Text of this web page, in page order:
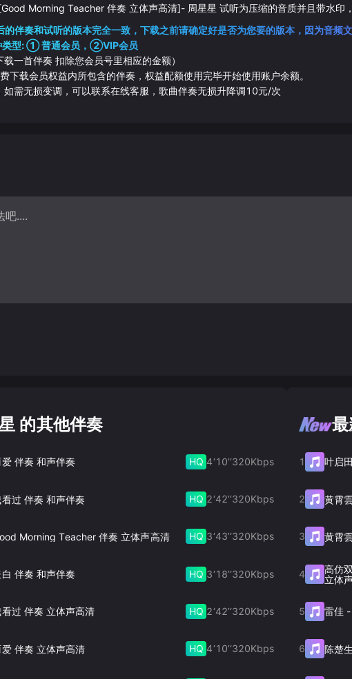
Morning Teacher 伴奏 立体声高清]- 周星星 试听为压缩的音质并且带水印
的伴奏和试听的版本完全一致，下载之前请确定好是否为您要的版本，因为音频
类型: ① 普通会员，②VIP会员
一首伴奏 扣除您会员号里相应的金额）
下载会员权益内所包含的伴奏，权益配额使用完毕开始使用账户余额。
如需无损变调，可以联系在线客服，歌曲伴奏无损升降调10元/次
的其他伴奏
伴奏 和声伴奏 HQ 4‘10’‘320Kbps
过 伴奏 和声伴奏 HQ 2‘42’‘320Kbps
Morning Teacher 伴奏 立体声高清 HQ 3‘43’‘320Kbps
伴奏 和声伴奏 HQ 3‘18’‘320Kbps
过 伴奏 立体声高清 HQ 2‘42’‘320Kbps
伴奏 立体声高清 HQ 4‘10’‘320Kbps
1 叶启田
2 黄霄
3 黄霄
4 高仿
立体
5 雷佳-
6 陈楚生